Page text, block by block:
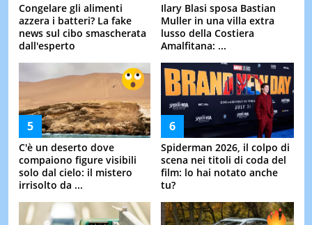
Congelare gli alimenti
azzera i batteri? La fake
news sul cibo smascherata
dall'esperto
Ilary Blasi sposa Bastian
Muller in una villa extra
lusso della Costiera
Amalfitana: ...
C'è un deserto dove
compaiono figure visibili
solo dal cielo: il mistero
irrisolto da ...
Spiderman 2026, il colpo di
scena nei titoli di coda del
film: lo hai notato anche
tu?